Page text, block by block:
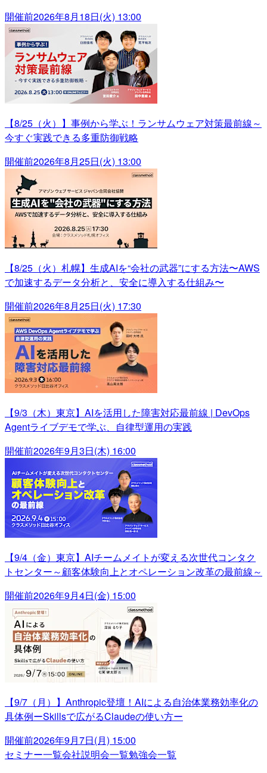
開催前2026年8月18日(火) 13:00
【8/25（火）】事例から学ぶ！ランサムウェア対策最前線～
今すぐ実践できる多重防御戦略
開催前2026年8月25日(火) 13:00
【8/25（火）札幌】生成AIを“会社の武器”にする方法〜AWS
で加速するデータ分析と、安全に導入する仕組み〜
開催前2026年8月25日(火) 17:30
【9/3（木）東京】AIを活用した障害対応最前線 | DevOps
Agentライブデモで学ぶ、自律型運用の実践
開催前2026年9月3日(木) 16:00
【9/4（金）東京】AIチームメイトが変える次世代コンタク
トセンター～顧客体験向上とオペレーション改革の最前線～
開催前2026年9月4日(金) 15:00
【9/7（月）】Anthropic登壇！AIによる自治体業務効率化の
具体例ーSkillsで広がるClaudeの使い方ー
開催前2026年9月7日(月) 15:00
セミナー一覧会社説明会一覧勉強会一覧